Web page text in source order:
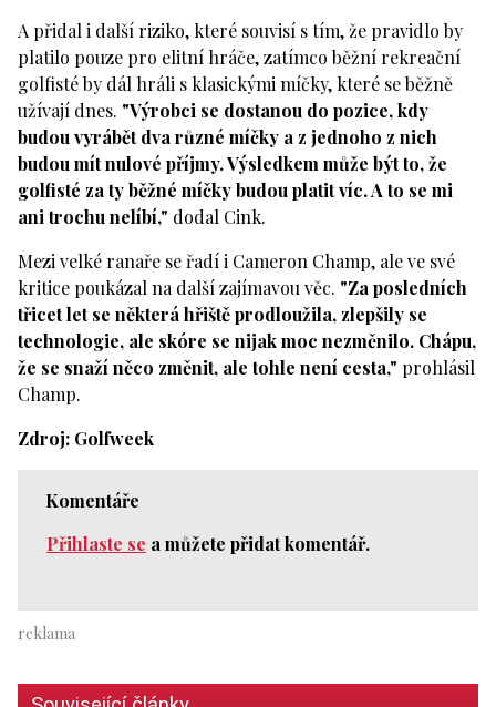
A přidal i další riziko, které souvisí s tím, že pravidlo by
platilo pouze pro elitní hráče, zatímco běžní rekreační
golfisté by dál hráli s klasickými míčky, které se běžně
užívají dnes. "Výrobci se dostanou do pozice, kdy
budou vyrábět dva různé míčky a z jednoho z nich
budou mít nulové příjmy. Výsledkem může být to, že
golfisté za ty běžné míčky budou platit víc. A to se mi
ani trochu nelíbí," dodal Cink.
Mezi velké ranaře se řadí i Cameron Champ, ale ve své
kritice poukázal na další zajímavou věc. "Za posledních
třicet let se některá hřiště prodloužila, zlepšily se
technologie, ale skóre se nijak moc nezměnilo. Chápu,
že se snaží něco změnit, ale tohle není cesta," prohlásil
Champ.
Zdroj: Golfweek
Komentáře
Přihlaste se a můžete přidat komentář.